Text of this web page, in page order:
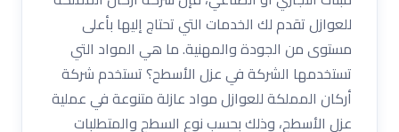
للعوازل تقدم لك الخدمات التي تحتاج إليها بأعلى
مستوى من الجودة والمهنية. ما هي المواد التي
تستخدمها الشركة في عزل الأسطح؟ تستخدم شركة
أركان المملكة للعوازل مواد عازلة متنوعة في عملية
عزل الأسطح، وذلك بحسب نوع السطح والمتطلبات